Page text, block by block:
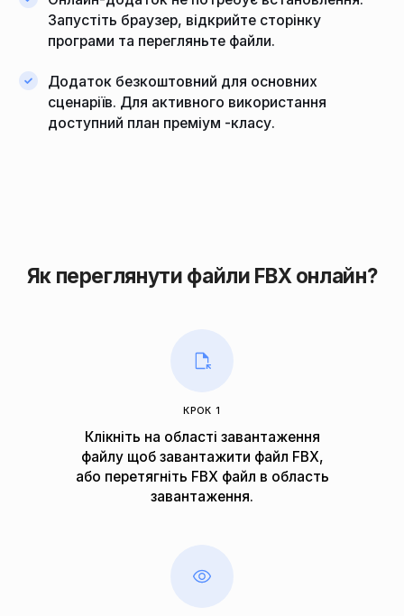
Запустіть браузер, відкрийте сторінку
програми та перегляньте файли.
Додаток безкоштовний для основних
сценаріїв. Для активного використання
доступний план преміум -класу.
Як переглянути файли FBX онлайн?
КРОК 1
Клікніть на області завантаження
файлу щоб завантажити файл FBX,
або перетягніть FBX файл в область
завантаження.